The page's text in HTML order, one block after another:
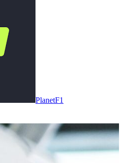
PlanetF1